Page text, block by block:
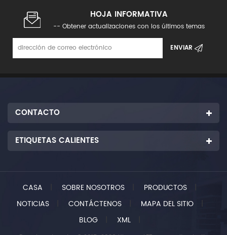
HOJA INFORMATIVA
-- Obtener actualizaciones con los últimos temas
CONTACTO
ETIQUETAS CALIENTES
CASA SOBRE NOSOTROS PRODUCTOS
NOTICIAS
CONTÁCTENOS MAPA DEL SITIO
BLOG
XML